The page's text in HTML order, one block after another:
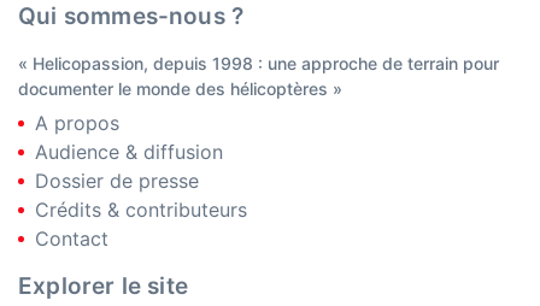
Qui sommes-nous ?
« Helicopassion, depuis 1998 : une approche de terrain pour
documenter le monde des hélicoptères »
A propos
Audience & diffusion
Dossier de presse
Crédits & contributeurs
Contact
Explorer le site